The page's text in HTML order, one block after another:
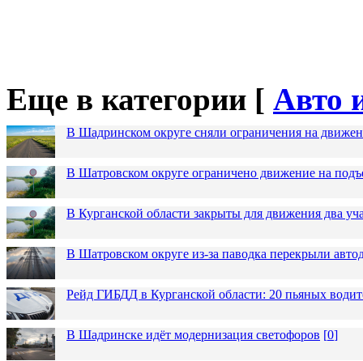
Еще в категории [ Авто
В Шадринском округе сняли ограничения на
В Шатровском округе ограничено движение на
В Курганской области закрыты для движения два
В Шатровском округе из-за паводка перекрыли
Рейд ГИБДД в Курганской области: 20 пьяных
В Шадринске идёт модернизация светофоров [0]